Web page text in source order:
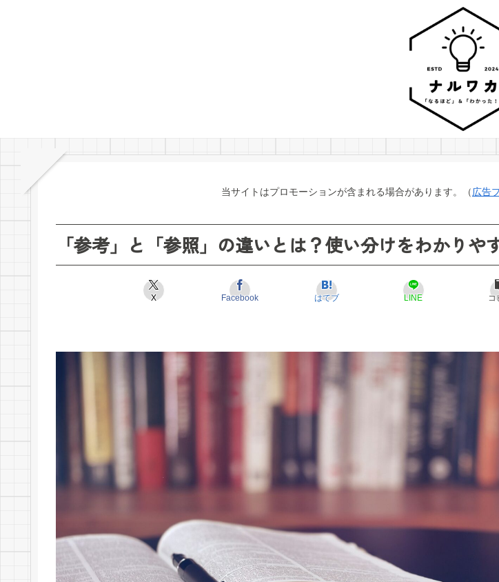
当サイトはプロモーションが含まれる場合があります。（広告
「参考」と「参照」の違いとは？使い分けをわかりや
X Facebook はてブ LINE コ